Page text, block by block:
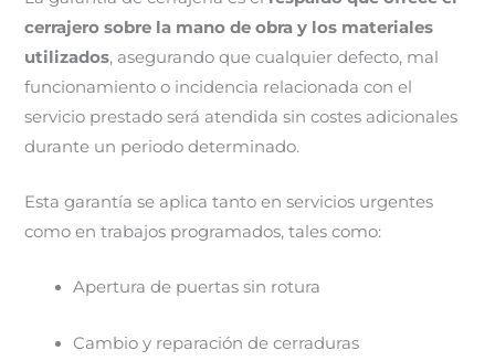
cerrajero sobre la mano de obra y los materiales
utilizados, asegurando que cualquier defecto, mal
funcionamiento o incidencia relacionada con el
servicio prestado será atendida sin costes adicionales
durante un periodo determinado.
Esta garantía se aplica tanto en servicios urgentes
como en trabajos programados, tales como:
Apertura de puertas sin rotura
Cambio y reparación de cerraduras